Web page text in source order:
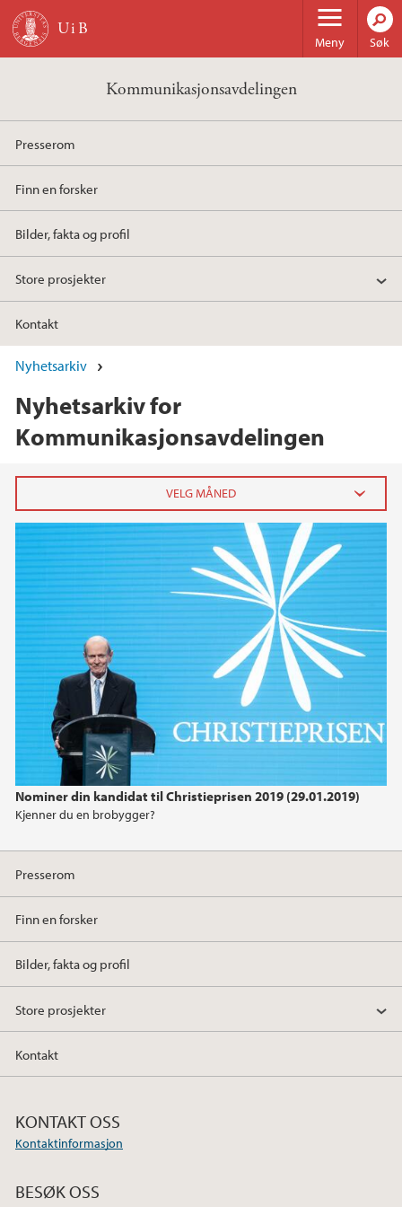
Hopp til hovedinnhold
Meny Søk
Kommunikasjonsavdelingen
Presserom
Finn en forsker
Bilder, fakta og profil
Store prosjekter
Kontakt
Nyhetsarkiv
Nyhetsarkiv for
Kommunikasjonsavdelingen
Nominer din kandidat til Christieprisen 2019 (29.01.2019)
Kjenner du en brobygger?
2026
april (1)
2025
2024
2022
2021
Presserom
Finn en forsker
Bilder, fakta og profil
Store prosjekter
Kontakt
KONTAKT OSS
Kontaktinformasjon
BESØK OSS